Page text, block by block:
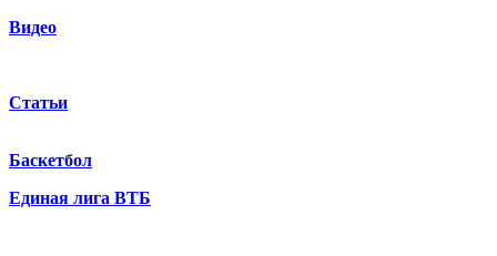
Видео
Статьи
Баскетбол
Единая лига ВТБ